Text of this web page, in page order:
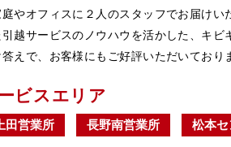
やオフィスに２人のスタッフでお届けい
引越サービスのノウハウを活かした、キビ
えで、お客様にもご好評いただいており
ビスエリア
上田営業所 長野南営業所 松本